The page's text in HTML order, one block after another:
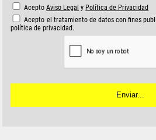
AceptoAviso Legal y Política de Privacidad
Acepto el tratamiento de datos con fines
política de privacidad.